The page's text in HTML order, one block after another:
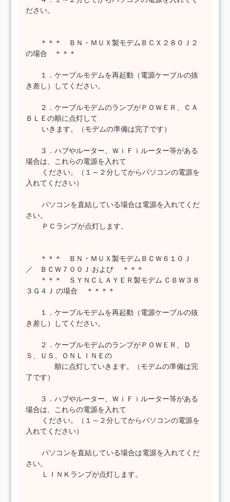
ださい。
＊＊＊ ＢＮ・ＭＵＸ製モデムＢＣＸ２８０Ｊ２
の場合 ＊＊＊
１．ケーブルモデムを再起動（電源ケーブルの抜
き差し）してください。
２．ケーブルモデムのランプがＰＯＷＥＲ、ＣＡ
ＢＬＥの順に点灯して
いきます。（モデムの準備は完了です）
３．ハブやルーター、ＷｉＦｉルーター等がある
場合は、これらの電源を入れて
ください。（１～２分してからパソコンの電源を
入れてください）
パソコンを直結している場合は電源を入れてくだ
さい。
ＰＣランプが点灯します。
＊＊＊ ＢＮ・ＭＵＸ製モデムＢＣＷ６１０Ｊ
／ ＢＣＷ７００Ｊ および ＊＊＊
＊＊＊ ＳＹＮＣＬＡＹＥＲ製モデム ＣＢＷ３８
３Ｇ４Ｊ の場合 ＊＊＊＊
１．ケーブルモデムを再起動（電源ケーブルの抜
き差し）してください。
２．ケーブルモデムのランプがＰＯＷＥＲ、Ｄ
Ｓ、ＵＳ、ＯＮＬＩＮＥの
順に点灯していきます。（モデムの準備は完
了です）
３．ハブやルーター、ＷｉＦｉルーター等がある
場合は、これらの電源を入れて
ください。（１～２分してからパソコンの電源を
入れてください）
パソコンを直結している場合は電源を入れてくだ
さい。
ＬＩＮＫランプが点灯します。